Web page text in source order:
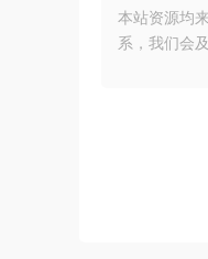
本站资源均
系，我们会